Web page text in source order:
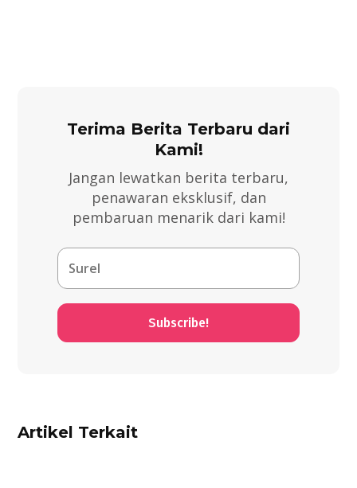
Terima Berita Terbaru dari
Kami!
Jangan lewatkan berita terbaru,
penawaran eksklusif, dan
pembaruan menarik dari kami!
Subscribe!
Artikel Terkait